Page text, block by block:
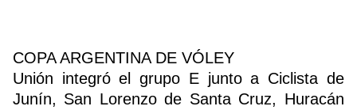
COPA ARGENTINA DE VÓLEY
Unión integró el grupo E junto a Ciclista de
Junín, San Lorenzo de Santa Cruz, Huracán